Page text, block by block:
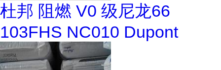
杜邦 阻燃 V0 级尼龙66
103FHS NC010 Dupont